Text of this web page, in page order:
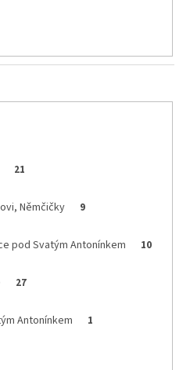
21
Němčičky 9
pod Svatým Antonínkem 10
27
Antonínkem 1